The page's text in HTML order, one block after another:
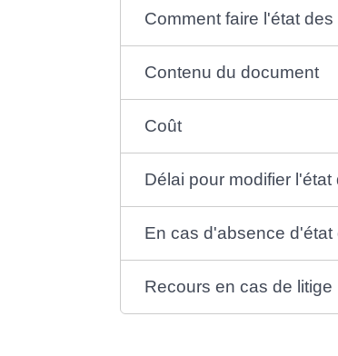
Comment faire l'état des
Contenu du document
Coût
Délai pour modifier l'état
En cas d'absence
Recours en cas de litige